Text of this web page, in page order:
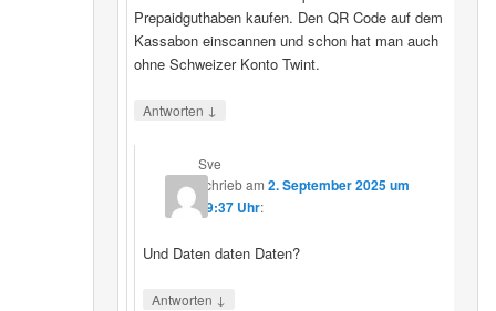
Prepaidguthaben kaufen. Den QR Code auf dem
Kassabon einscannen und schon hat man auch
ohne Schweizer Konto Twint.
Antworten ↓
Sve
schriebam 2. September 2025 um
19:37 Uhr:
Und Daten daten Daten?
Antworten ↓